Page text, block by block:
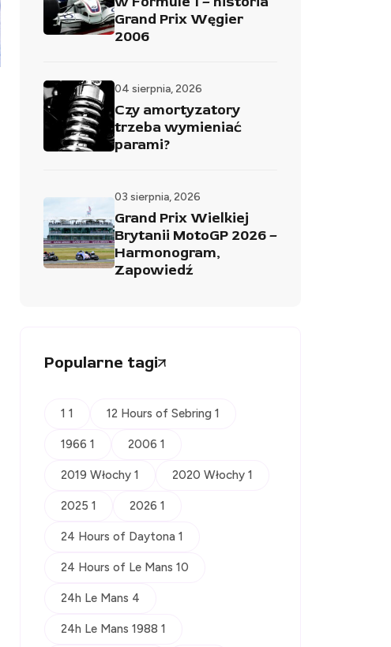
Grand Prix Węgier
2006
04 sierpnia, 2026
Czy amortyzatory
trzeba wymieniać
parami?
03 sierpnia, 2026
Grand Prix Wielkiej
Brytanii MotoGP 2026 –
Harmonogram,
Zapowiedź
Popularne tagi
1 1 12 Hours of Sebring 1
1966 1 2006 1
2019 Włochy 1 2020 Włochy 1
2025 1 2026 1
24 Hours of Daytona 1
24 Hours of Le Mans 10
24h Le Mans 4
24h Le Mans 1988 1